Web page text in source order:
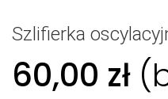
Szlifierka
60,00 zł